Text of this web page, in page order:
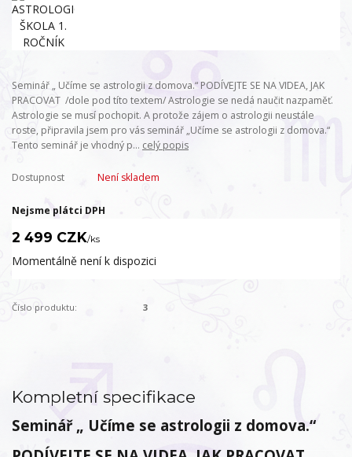
Seminář „ Učíme se astrologii z domova.“ PODÍVEJTE SE NA VIDEA, JAK
PRACOVAT /dole pod títo textem/ Astrologie se nedá naučit nazpaměť.
Astrologie se musí pochopit. A protože zájem o astrologii neustále
roste, připravila jsem pro vás seminář „Učíme se astrologii z domova.“
Tento seminář je vhodný p... celý popis
Dostupnost Není skladem
Nejsme plátci DPH
2 499 CZK/ks
Momentálně není k dispozici
Číslo produktu: 3
Kompletní specifikace
Seminář „ Učíme se astrologii z domova.“